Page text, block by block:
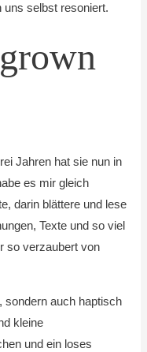
uns selbst resoniert.
Jahren hat sie nun in
es mir gleich
darin blättere und lese
Texte und so viel
so verzaubert von
sondern auch haptisch
kleine
und ein loses